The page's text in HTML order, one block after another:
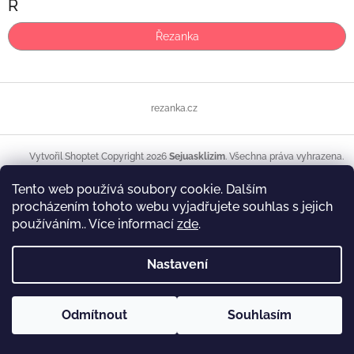
Tento web používá soubory cookie. Dalším
procházením tohoto webu vyjadřujete souhlas s jejich
používáním.. Více informací zde.
Nastavení
Odmítnout Souhlasím
Ř
Řezanka
t
rezanka.cz
Vytvořil Shoptet Copyright 2026 Sejuasklizim. Všechna práva vyhrazena.